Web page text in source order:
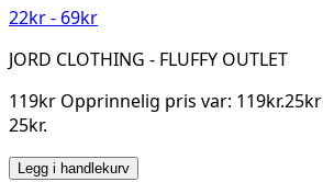
22kr- 69kr
JORD CLOTHING - FLUFFY OUTLET
119kr Opprinnelig pris var:
25kr.
Legg i handlekurv